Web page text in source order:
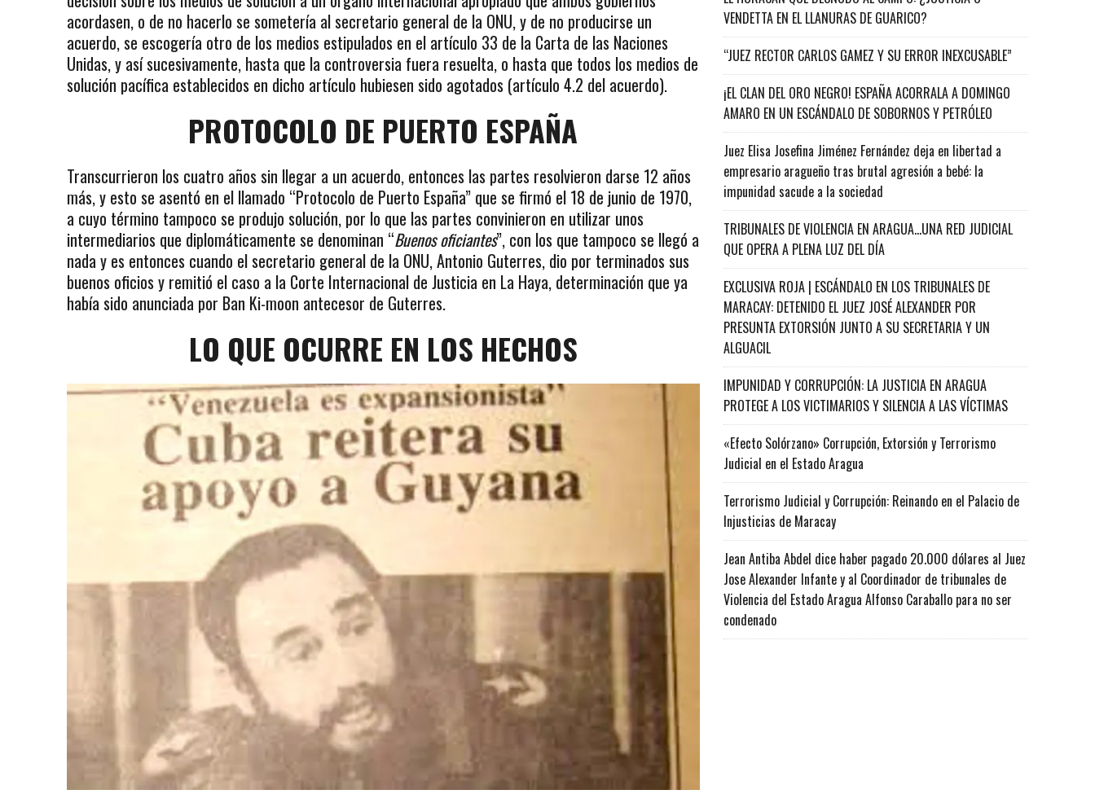
acordasen, o de no hacerlo se sometería al secretario general de la ONU, y de no producirse un
acuerdo, se escogería otro de los medios estipulados en el artículo 33 de la Carta de las Naciones
Unidas, y así sucesivamente, hasta que la controversia fuera resuelta, o hasta que todos los medios de
solución pacífica establecidos en dicho artículo hubiesen sido agotados (artículo 4.2 del acuerdo).
PROTOCOLO DE PUERTO ESPAÑA
Transcurrieron los cuatro años sin llegar a un acuerdo, entonces las partes resolvieron darse 12 años
más, y esto se asentó en el llamado “Protocolo de Puerto España” que se firmó el 18 de junio de 1970,
a cuyo término tampoco se produjo solución, por lo que las partes convinieron en utilizar unos
intermediarios que diplomáticamente se denominan “Buenos oficiantes”, con los que tampoco se llegó a
nada y es entonces cuando el secretario general de la ONU, Antonio Guterres, dio por terminados sus
buenos oficios y remitió el caso a la Corte Internacional de Justicia en La Haya, determinación que ya
había sido anunciada por Ban Ki-moon antecesor de Guterres.
LO QUE OCURRE EN LOS HECHOS
VENDETTA EN EL LLANURAS DE GUARICO?
“JUEZ RECTOR CARLOS GAMEZ Y SU ERROR INEXCUSABLE”
¡EL CLAN DEL ORO NEGRO! ESPAÑA ACORRALA A DOMINGO
AMARO EN UN ESCÁNDALO DE SOBORNOS Y PETRÓLEO
Juez Elisa Josefina Jiménez Fernández deja en libertad a
empresario aragueño tras brutal agresión a bebé: la
impunidad sacude a la sociedad
TRIBUNALES DE VIOLENCIA EN ARAGUA…UNA RED JUDICIAL
QUE OPERA A PLENA LUZ DEL DÍA
EXCLUSIVA ROJA | ESCÁNDALO EN LOS TRIBUNALES DE
MARACAY: DETENIDO EL JUEZ JOSÉ ALEXANDER POR
PRESUNTA EXTORSIÓN JUNTO A SU SECRETARIA Y UN
ALGUACIL
IMPUNIDAD Y CORRUPCIÓN: LA JUSTICIA EN ARAGUA
PROTEGE A LOS VICTIMARIOS Y SILENCIA A LAS VÍCTIMAS
«Efecto Solórzano» Corrupción, Extorsión y Terrorismo
Judicial en el Estado Aragua
Terrorismo Judicial y Corrupción: Reinando en el Palacio de
Injusticias de Maracay
Jean Antiba Abdel dice haber pagado 20.000 dólares al Juez
Jose Alexander Infante y al Coordinador de tribunales de
Violencia del Estado Aragua Alfonso Caraballo para no ser
condenado